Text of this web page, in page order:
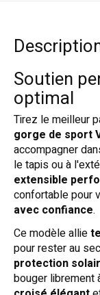
Soutien
optimal
Tirez le meilleur
gorge de sport
accompagner
le tapis ou à
extensible
confortable pour
avec confiance.
Ce modèle allie
pour rester au
protection
bouger librement